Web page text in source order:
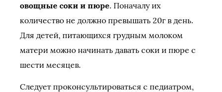
овощные соки и пюре. Поначалу их
количество не должно превышать 20г в день.
Для детей, питающихся грудным молоком
матери можно начинать давать соки и пюре с
шести месяцев.
Следует проконсультироваться с педиатром,